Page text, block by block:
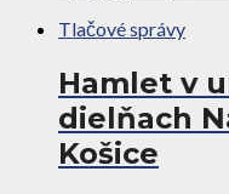
Tlačové správy
Hamlet v
dielňach
Košice